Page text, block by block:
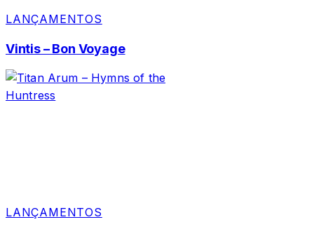
LANÇAMENTOS
Vintis – Bon Voyage
LANÇAMENTOS